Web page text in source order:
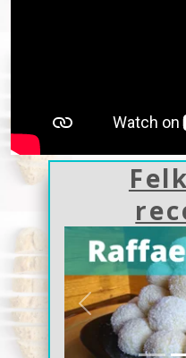
Previous